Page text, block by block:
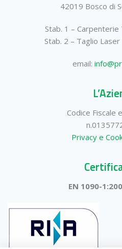
42019 Bosco di
Stab. 1 –
Stab. 2 – Taglio
email:
Codice Fiscale
Privacy e
EN 1090-